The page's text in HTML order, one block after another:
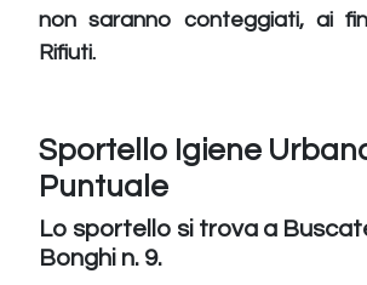
non saranno conteggiati, ai
Rifiuti.
Sportello Igiene
Puntuale
Lo sportello si trova a
Bonghi n. 9.